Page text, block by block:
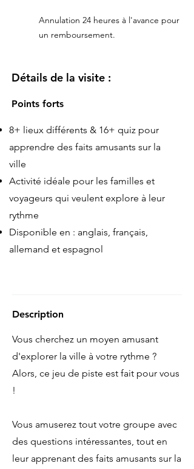
Annulation 24 heures à l'avance pour
un remboursement.
Détails de la visite :
Points forts
8+ lieux différents & 16+ quiz pour
apprendre des faits amusants sur la
ville
Activité idéale pour les familles et
voyageurs qui veulent explore à leur
rythme
Disponible en : anglais, français,
allemand et espagnol
Description
Vous cherchez un moyen amusant
d'explorer la ville à votre rythme ?
Alors, ce jeu de piste est fait pour vous
!
Vous amuserez tout votre groupe avec
des questions intéressantes, tout en
leur apprenant des faits amusants sur la